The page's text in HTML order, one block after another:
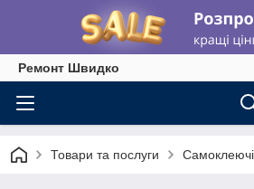
Ремонт Швидко
Товари та послуги